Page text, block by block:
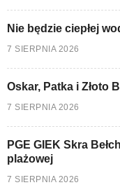
Nie będzie ciepłej
7 SIERPNIA 2026
Oskar, Patka i Złoto
7 SIERPNIA 2026
PGE GIEK Skra
plażowej
7 SIERPNIA 2026